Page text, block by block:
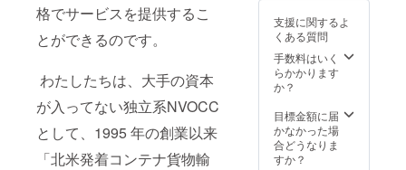
格でサービスを提供するこ
とができるのです。
わたしたちは、⼤⼿の資本
が⼊ってない独⽴系NVOCC
として、1995 年の創業以来
「北⽶発着コンテナ貨物輸
必要で
す！ 熱
いご⽀
援、お
待ちし
す！！
支援に関するよ
くある質問
手数料はいく
らかかります
か？
目標金額に届
かなかった場
合どうなりま
すか？